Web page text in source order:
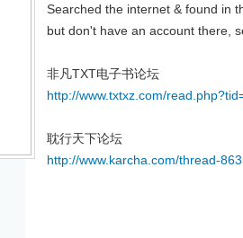
Searched the internet & found in
but don't have an account there,
非凡TXT电子书论坛
http://www.txtxz.com/
耽行天下论坛
http://www.karcha.com/thread-